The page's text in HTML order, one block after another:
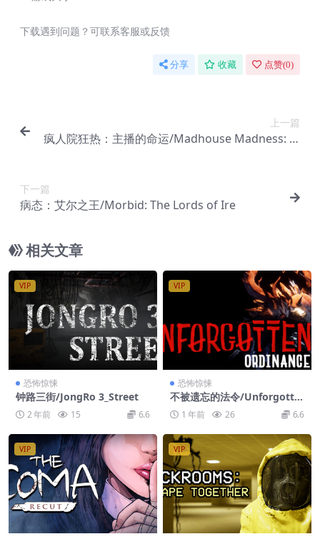
下载遇到问题？可联系客服或反馈
分享 收藏 点赞(0)
上一篇
疯人院狂热：主播的命运/Madhouse Madness: St
下一篇
病态：艾尔之王/Morbid: The Lords of Ire
相关文章
VIP
恐怖惊悚
钟路三街/JongRo 3_Street
2 年前 15 6.6
VIP
恐怖惊悚
不被遗忘的法令/Unforgotte
n: Ordinance
1 年前 26 6.6
VIP VIP